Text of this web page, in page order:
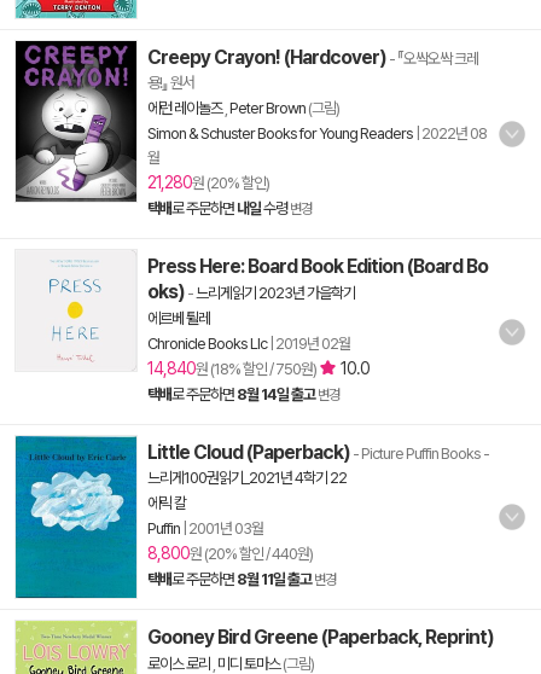
Creepy Crayon! (Hardcover) - 『오싹오싹 크레
용!』 원서
에런 레이놀즈, Peter Brown (그림)
Simon & Schuster Books for Young Readers 2022년 08
월
21,280원 (20% 할인)
택배로 주문하면 내일수령 변경
Press Here: Board Book Edition (Board Bo
oks) -느리게읽기 2023년 가을학기
에르베 튈레
Chronicle Books Llc| 2019년 02월
14,840원 (18% 할인 / 750원) 10.0
택배로 주문하면 8월 14일 출고 변경
Little Cloud (Paperback) - Picture Puffin Books -
느리게100권읽기_2021년 4학기 22
에릭 칼
Puffin 2001년 03월
8,800원 (20% 할인 / 440원)
택배로 주문하면 8월 11일 출고 변경
Gooney Bird Greene (Paperback, Reprint)
로이스 로리 미디 토마스(그림)